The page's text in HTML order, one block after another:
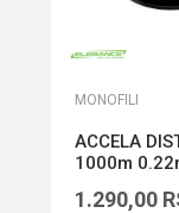
MONOFILI
ACCELA
1000m
1.290,00